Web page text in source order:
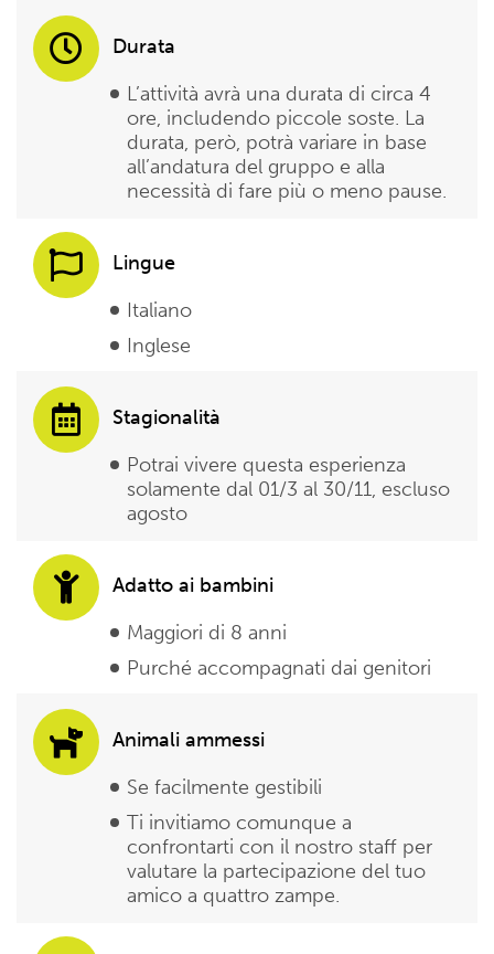
Durata
L’attività avrà una durata di circa 4
ore, includendo piccole soste. La
durata, però, potrà variare in base
all’andatura del gruppo e alla
necessità di fare più o meno pause.
Lingue
Italiano
Inglese
Stagionalità
Potrai vivere questa esperienza
solamente dal 01/3 al 30/11, escluso
agosto
Adatto ai bambini
Maggiori di 8 anni
Purché accompagnati dai genitori
Animali ammessi
Se facilmente gestibili
Ti invitiamo comunque a
confrontarti con il nostro staff per
valutare la partecipazione del tuo
amico a quattro zampe.